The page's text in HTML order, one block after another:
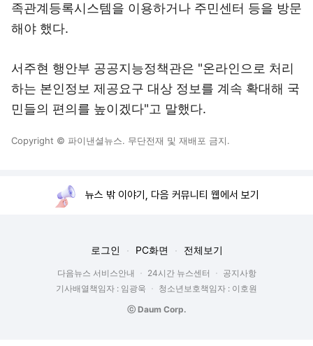
족관계등록시스템을 이용하거나 주민센터 등을 방문
해야 했다.
서주현 행안부 공공지능정책관은 "온라인으로 처리
하는 본인정보 제공요구 대상 정보를 계속 확대해 국
민들의 편의를 높이겠다"고 말했다.
Copyright © 파이낸셜뉴스. 무단전재 및 재배포 금지.
뉴스 밖 이야기, 다음 커뮤니티 웹에서 보기
로그인 PC화면 전체보기
다음뉴스 서비스안내 24시간 뉴스센터
공지사항
기사배열책임자 : 임광욱
청소년보호책임자 : 이호원
ⓒ Daum Corp.